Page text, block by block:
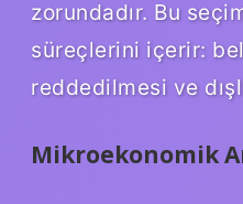
zorundadır. Bu
süreçlerini içerir:
reddedilmesi ve
Mikroekonomik